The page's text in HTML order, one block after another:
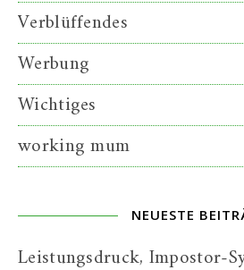
Verblüffendes
Werbung
Wichtiges
working mum
NEUESTE
Leistungsdruck, Impostor-